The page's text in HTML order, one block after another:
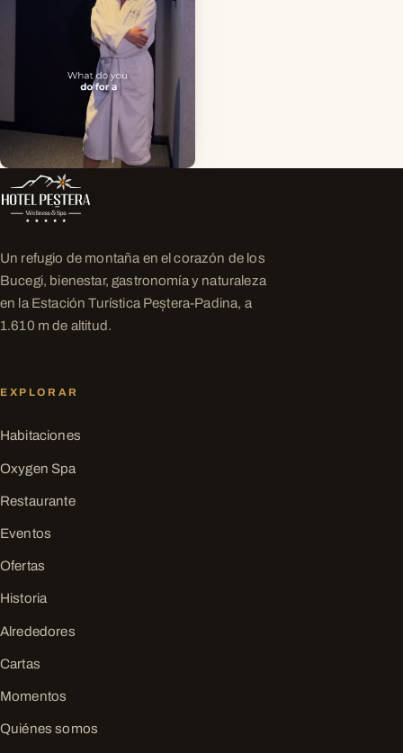
▶
Un refugio de montaña en el corazón de los
Bucegi, bienestar, gastronomía y naturaleza
en la Estación Turística Peștera-Padina, a
1.610 m de altitud.
EXPLORAR
Habitaciones
Oxygen Spa
Restaurante
Eventos
Ofertas
Historia
Alrededores
Cartas
Momentos
Quiénes somos